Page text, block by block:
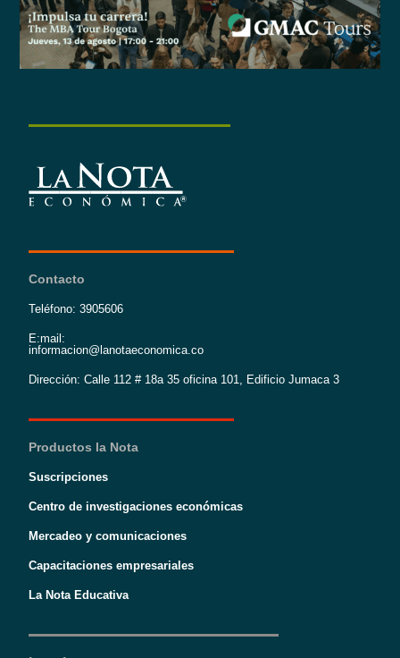
Contacto
Teléfono: 3905606
E:mail:
informacion@lanotaeconomica.co
Dirección: Calle 112 # 18a 35 oficina 101, Edificio Jumaca 3
Productos la Nota
Suscripciones
Centro de investigaciones económicas
Mercadeo y comunicaciones
Capacitaciones empresariales
La Nota Educativa